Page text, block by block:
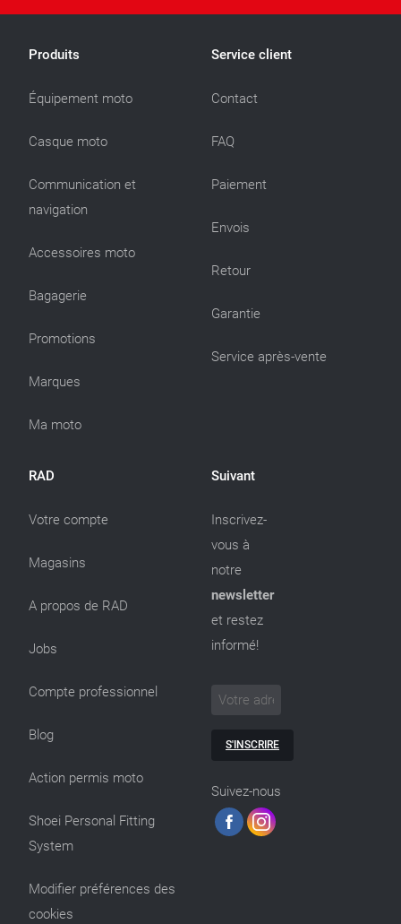
Produits
Équipement moto
Casque moto
Communication et
navigation
Accessoires moto
Bagagerie
Promotions
Marques
Ma moto
Service client
Contact
FAQ
Paiement
Envois
Retour
Garantie
Service après-vente
RAD
Votre compte
Magasins
A propos de RAD
Jobs
Compte professionnel
Blog
Action permis moto
Shoei Personal Fitting
System
Modifier préférences des
cookies
Suivant
Inscrivez-
vous à
notre
newsletter
et restez
informé!
S'INSCRIRE
Suivez-nous